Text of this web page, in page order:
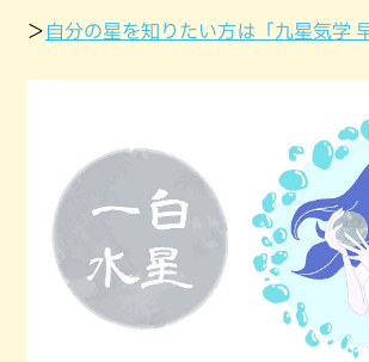
＞ 自分の星を知りたい方は「九星気学